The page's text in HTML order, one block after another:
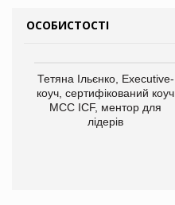
ОСОБИСТОСТІ
Тетяна Ільєнко, Executive-
коуч, сертифікований коуч
МСС ICF, ментор для
лідерів